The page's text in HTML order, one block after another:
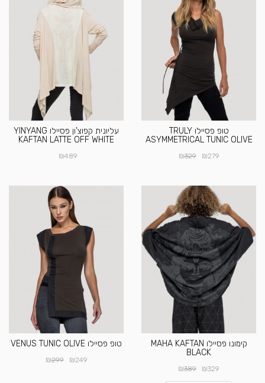
טופ פסיילו TRULY
ASYMMETRICAL TUNIC OLIVE
₪279
₪329
עליונית קפוצ'ון פסיילו YINYANG
KAFTAN LATTE OFF WHITE
₪489
קימונו פסיילו MAHA KAFTAN
BLACK
₪329
₪389
טופ פסיילו VENUS TUNIC OLIVE
₪249
₪299